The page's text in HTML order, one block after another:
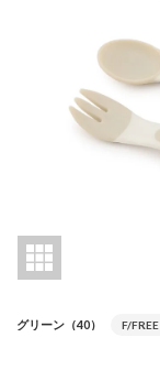
グリーン（40） F/FREE